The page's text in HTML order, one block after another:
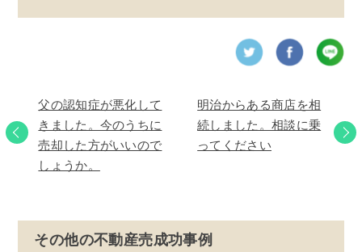
父の認知症が悪化して
きました。今のうちに
売却した方がいいので
しょうか。
明治からある商店を相
続しました。相談に乗
ってください
その他の不動産売成功事例